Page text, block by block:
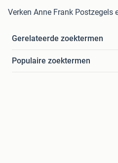
Verken Anne Frank Postzegels
Gerelateerde zoektermen
Populaire zoektermen